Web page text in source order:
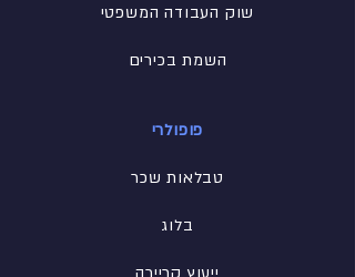
שוק העבודה המשפטי
השמת בכירים
פופולרי
טבלאות שכר
בלוג